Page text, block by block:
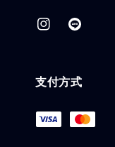
支付方式